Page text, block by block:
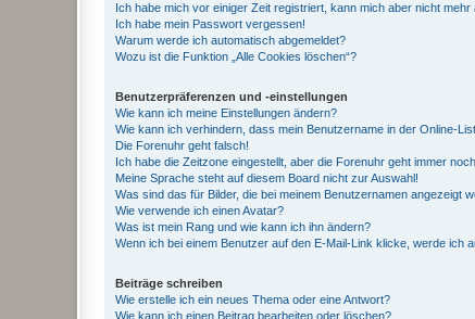
Ich habe mich vor einiger Zeit registriert, kann mich aber nicht mehr
Ich habe mein Passwort vergessen!
Warum werde ich automatisch abgemeldet?
Wozu ist die Funktion „Alle Cookies löschen“?
Benutzerpräferenzen und -einstellungen
Wie kann ich meine Einstellungen ändern?
Wie kann ich verhindern, dass mein Benutzername in der Online-
Die Forenuhr geht falsch!
Ich habe die Zeitzone eingestellt, aber die Forenuhr geht immer
Meine Sprache steht auf diesem Board nicht zur Auswahl!
Was sind das für Bilder, die bei meinem Benutzernamen angezeigt
Wie verwende ich einen Avatar?
Was ist mein Rang und wie kann ich ihn ändern?
Wenn ich bei einem Benutzer auf den E-Mail-Link klicke, werde ich
Beiträge schreiben
Wie erstelle ich ein neues Thema oder eine Antwort?
Wie kann ich einen Beitrag bearbeiten oder löschen?